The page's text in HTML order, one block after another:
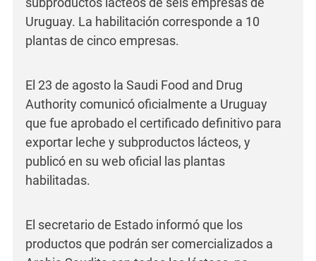
Uruguay. La habilitación corresponde a 10
plantas de cinco empresas.
El 23 de agosto la Saudi Food and Drug
Authority comunicó oficialmente a Uruguay
que fue aprobado el certificado definitivo para
exportar leche y subproductos lácteos, y
publicó en su web oficial las plantas
habilitadas.
El secretario de Estado informó que los
productos que podrán ser comercializados a